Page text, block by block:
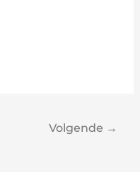
Volgende →